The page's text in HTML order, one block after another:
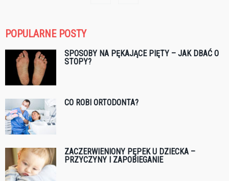
POPULARNE POSTY
SPOSOBY NA PĘKAJĄCE PIĘTY – JAK DBAĆ O
STOPY?
CO ROBI ORTODONTA?
ZACZERWIENIONY PĘPEK U DZIECKA –
PRZYCZYNY I ZAPOBIEGANIE